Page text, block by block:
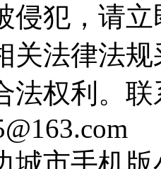
侵犯，请
关法律法
法权利。
城市手机版